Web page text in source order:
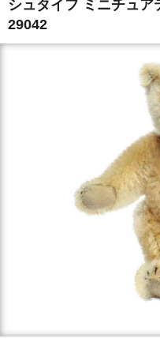
シュタイフ ミニチュ
29042